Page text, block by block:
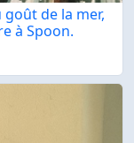
de la mer,
à Spoon.